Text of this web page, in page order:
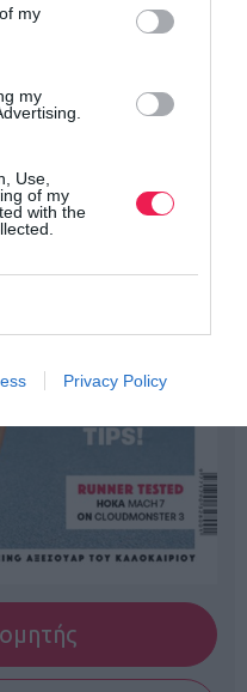
my
my
Use,
of my
with the
Privacy Policy